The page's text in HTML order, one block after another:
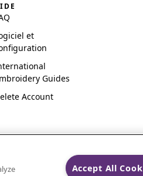
et
Guides
Account
Accept All